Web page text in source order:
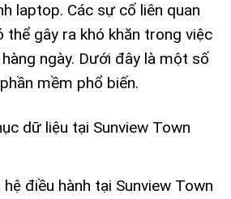
laptop. Các sự cố liên quan
thể gây ra khó khăn trong việc
ngày. Dưới đây là một số
mềm phổ biến.
dữ liệu tại Sunview Town
điều hành tại Sunview Town